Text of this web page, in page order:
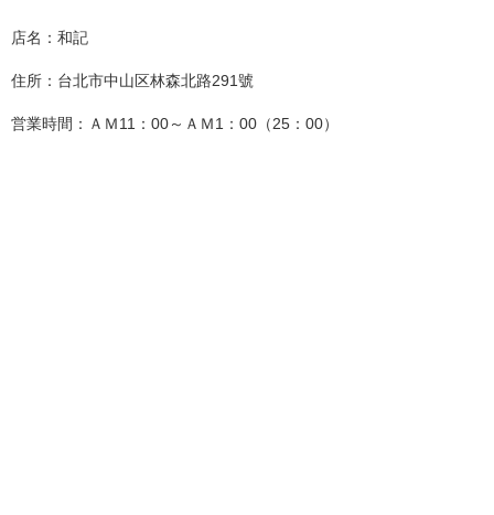
店名：和記
住所：台北市中山区林森北路291號
営業時間：ＡＭ11：00～ＡＭ1：00（25：00）